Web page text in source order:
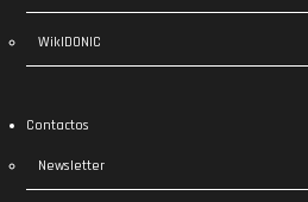
WikIDONIC
Contactos
Newsletter